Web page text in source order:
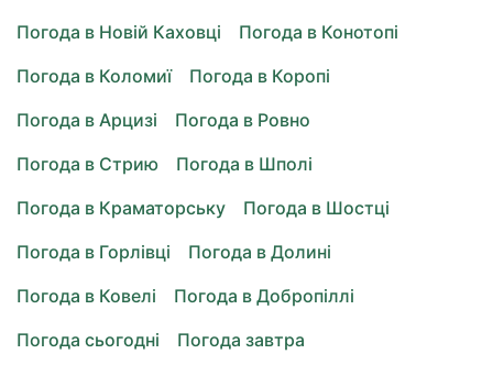
Погода в Новій Каховці
Погода в Конотопі
Погода в Коломиї
Погода в Коропі
Погода в Арцизі
Погода в Ровно
Погода в Стрию
Погода в Шполі
Погода в Краматорську
Погода в Шостці
Погода в Горлівці
Погода в Долині
Погода в Ковелі
Погода в Добропіллі
Погода сьогодні
Погода завтра